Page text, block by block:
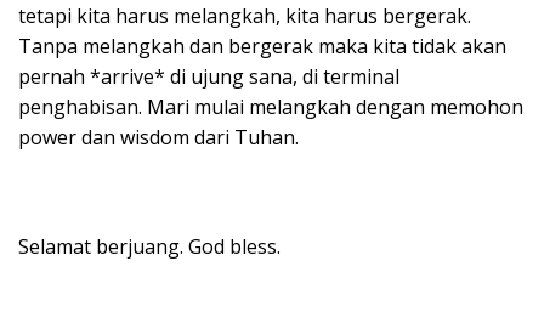
tetapi kita harus melangkah, kita harus bergerak.
Tanpa melangkah dan bergerak maka kita tidak akan
pernah *arrive* di ujung sana, di terminal
penghabisan. Mari mulai melangkah dengan memohon
power dan wisdom dari Tuhan.
Selamat berjuang. God bless.